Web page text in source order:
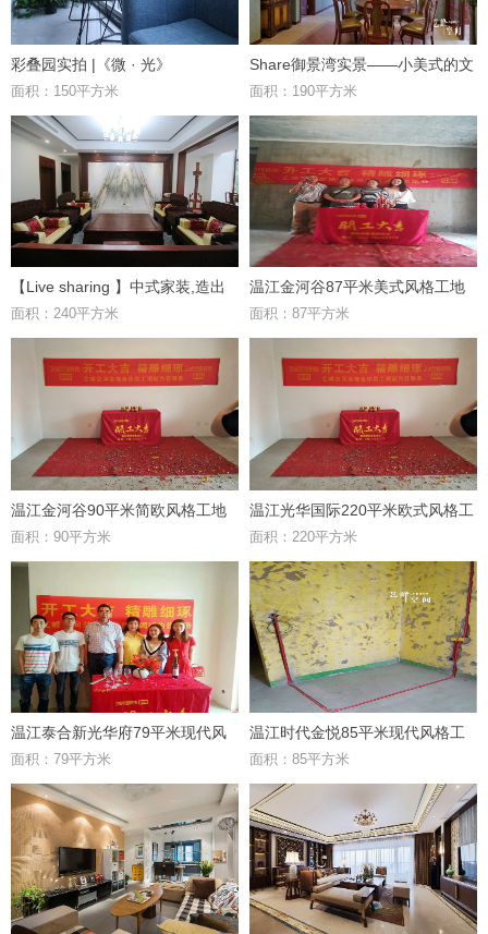
彩叠园实拍 |《微 · 光》
面积：150平方米
Share御景湾实景——小美式的文
化感
面积：190平方米
【Live sharing 】中式家装,造出
禅意真“佛系”
面积：240平方米
温江金河谷87平米美式风格工地
面积：87平方米
温江金河谷90平米简欧风格工地
面积：90平方米
温江光华国际220平米欧式风格工
地
面积：220平方米
温江泰合新光华府79平米现代风
格工地
面积：79平方米
温江时代金悦85平米现代风格工
地
面积：85平方米